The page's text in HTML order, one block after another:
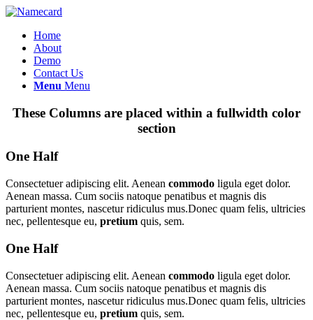
Home
About
Demo
Contact Us
Menu Menu
These Columns are placed within a fullwidth color
section
One Half
Consectetuer adipiscing elit. Aenean commodo ligula eget dolor.
Aenean massa. Cum sociis natoque penatibus et magnis dis
parturient montes, nascetur ridiculus mus.Donec quam felis, ultricies
nec, pellentesque eu, pretium quis, sem.
One Half
Consectetuer adipiscing elit. Aenean commodo ligula eget dolor.
Aenean massa. Cum sociis natoque penatibus et magnis dis
parturient montes, nascetur ridiculus mus.Donec quam felis, ultricies
nec, pellentesque eu, pretium quis, sem.